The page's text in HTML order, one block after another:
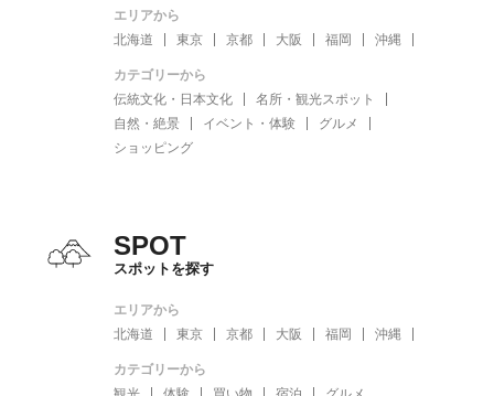
エリアから
北海道
東京 京都 大阪 福岡 沖縄
カテゴリーから
伝統文化・日本文化
名所・観光スポット
自然・絶景
イベント・体験
グルメ
ショッピング
SPOT
スポットを探す
エリアから
北海道
東京 京都 大阪 福岡 沖縄
カテゴリーから